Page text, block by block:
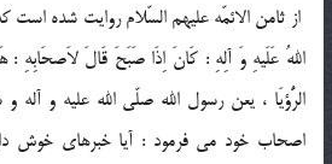
از ثامن الائمّه علیهم السّلام روايت شده
اللهُ عَلَيهِ وَ آلِهِ : كَانَ اِذَا صَبَحَ قَالَ
الرُّؤيَا ، يعن رسول الله صلّی الله علیه و
اصحاب خود می فرمود : آيا خبرهای خوش